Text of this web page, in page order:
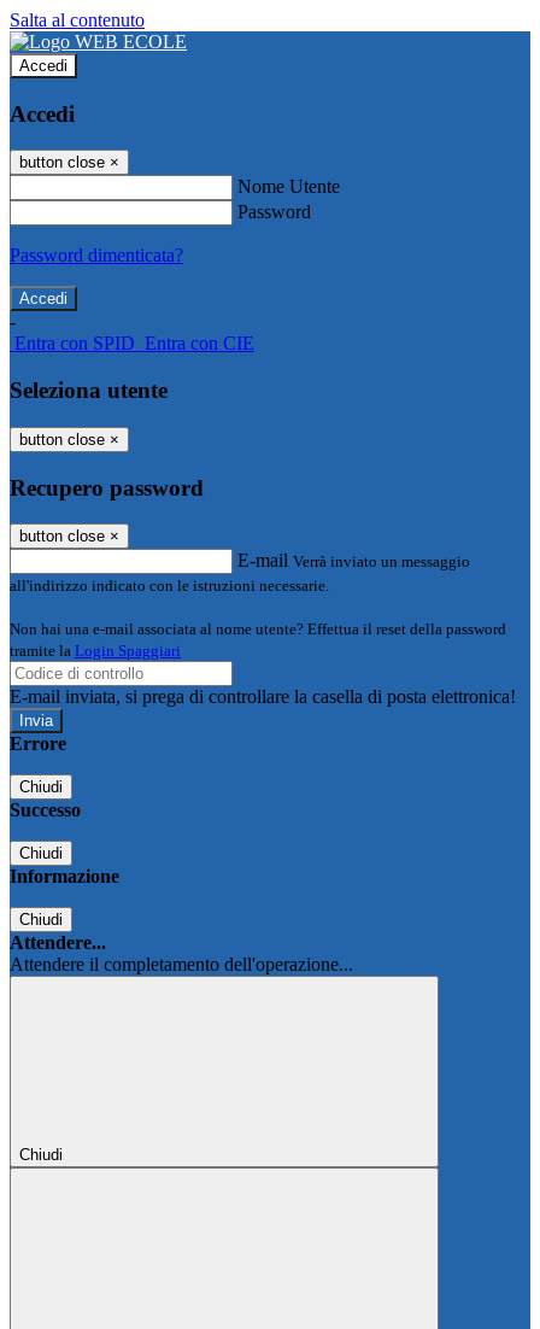
Salta al contenuto
Accedi
Accedi
button close ×
Nome Utente
Password
Password dimenticata?
-
Entra con SPID Entra con CIE
Seleziona utente
button close ×
Recupero password
button close ×
E-mail Verrà inviato un messaggio
all'indirizzo indicato con le istruzioni necessarie.
Non hai una e-mail associata al nome utente? Effettua il reset della password
tramite la Login Spaggiari
E-mail inviata, si prega di controllare la casella di posta elettronica!
Errore
Chiudi
Successo
Chiudi
Informazione
Chiudi
Attendere...
Attendere il completamento dell'operazione...
Chiudi